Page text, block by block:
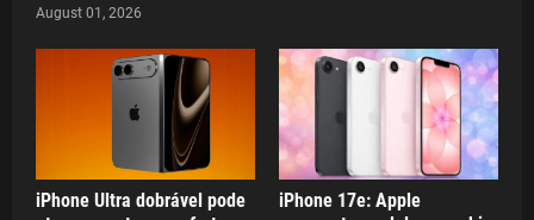
August 01, 2026
iPhone Ultra dobrável pode
iPhone 17e: Apple